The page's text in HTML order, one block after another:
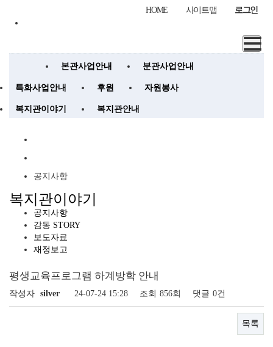
HOME 사이트맵 로그인
본관사업안내 분관사업안내
특화사업안내 후원 자원봉사
복지관이야기 복지관안내
공지사항
복지관이야기
공지사항
감동 STORY
보도자료
재정보고
평생교육프로그램 하계방학 안내
작성자 silver 24-07-24 15:28 조회 856회 댓글 0건
목록